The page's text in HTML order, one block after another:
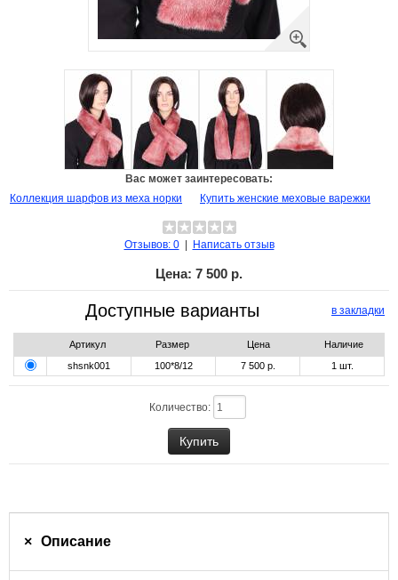
Вас может заинтересовать:
Коллекция шарфов из меха норки
Купить женские меховые варежки
Отзывов: 0| Написать отзыв
Цена: 7 500 р.
в закладки
Доступные варианты
Артикул Размер Цена
Наличие
shsnk001
100*8/12 7 500 р. 1 шт.
Количество:
Описание